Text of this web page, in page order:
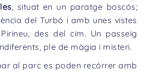
, situat en un paratge boscós;
del Turbó i amb unes vistes
des del cim. Un passeig
ple de màgia i misteri.
al parc es poden recórrer amb